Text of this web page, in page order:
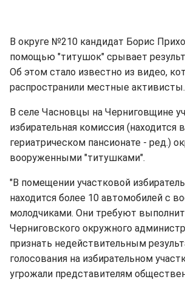
В округе №210 кандидат Борис
помощью "титушок" срывает
Об этом стало известно из видео,
распространили местные активисты.
В селе Часновцы на Черниговщине
избирательная комиссия (находится в
гериатрическом пансионате - ред.)
вооруженными "титушками".
"В помещении участковой
находится более 10 автомобилей с
молодчиками. Они требуют
Черниговского окружного
признать недействительным
голосования на избирательном
угрожали представителям